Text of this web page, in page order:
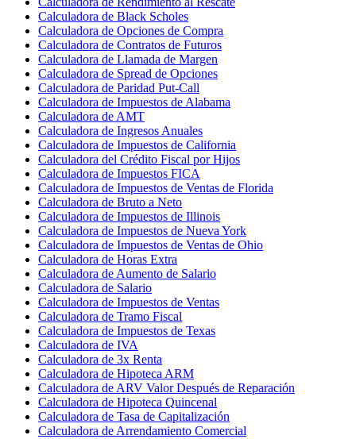
Calculadora de Black Scholes
Calculadora de Opciones de Compra
Calculadora de Contratos de Futuros
Calculadora de Llamada de Margen
Calculadora de Spread de Opciones
Calculadora de Paridad Put-Call
Calculadora de Impuestos de Alabama
Calculadora de AMT
Calculadora de Ingresos Anuales
Calculadora de Impuestos de California
Calculadora del Crédito Fiscal por Hijos
Calculadora de Impuestos FICA
Calculadora de Impuestos de Ventas de Florida
Calculadora de Bruto a Neto
Calculadora de Impuestos de Illinois
Calculadora de Impuestos de Nueva York
Calculadora de Impuestos de Ventas de Ohio
Calculadora de Horas Extra
Calculadora de Aumento de Salario
Calculadora de Salario
Calculadora de Impuestos de Ventas
Calculadora de Tramo Fiscal
Calculadora de Impuestos de Texas
Calculadora de IVA
Calculadora de 3x Renta
Calculadora de Hipoteca ARM
Calculadora de ARV Valor Después de Reparación
Calculadora de Hipoteca Quincenal
Calculadora de Tasa de Capitalización
Calculadora de Arrendamiento Comercial